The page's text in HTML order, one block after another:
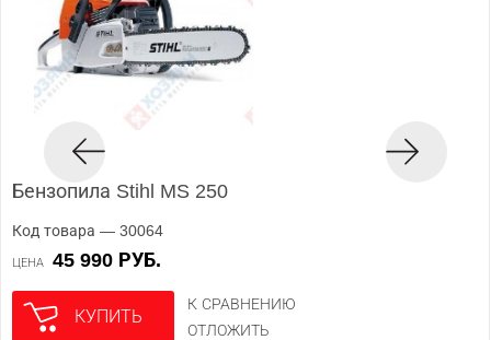
Бензопила Stihl MS 250
Код товара — 30064
ЦЕНА 45 990 РУБ.
КУПИТЬ
К СРАВНЕНИЮ
ОТЛОЖИТЬ